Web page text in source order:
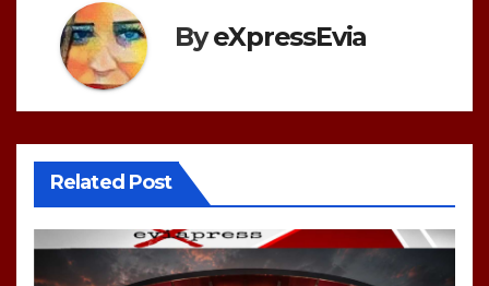
ByeXpressEvia
Related Post